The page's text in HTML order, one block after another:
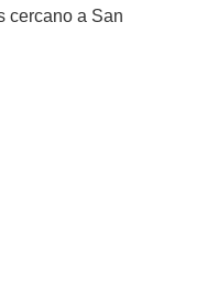
cercano a San